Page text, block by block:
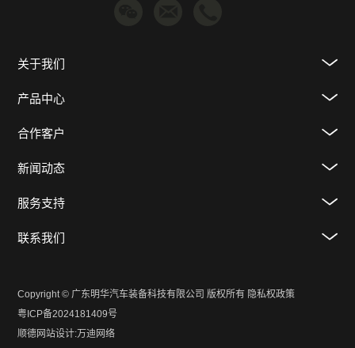
关于我们
产品中心
合作客户
新闻动态
服务支持
联系我们
Copyright © 广东明华汽车装备科技有限公司 版权所有 隐私权政策
粤ICP备2024181409号
顺德网站设计:万迪网络